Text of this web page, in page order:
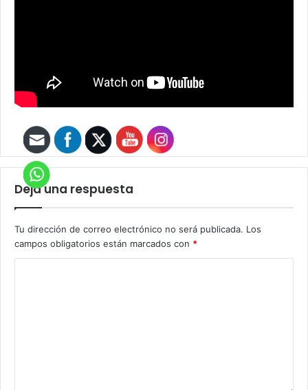
Deja una respuesta
Tu dirección de correo electrónico no será publicada. Los
campos obligatorios están marcados con *